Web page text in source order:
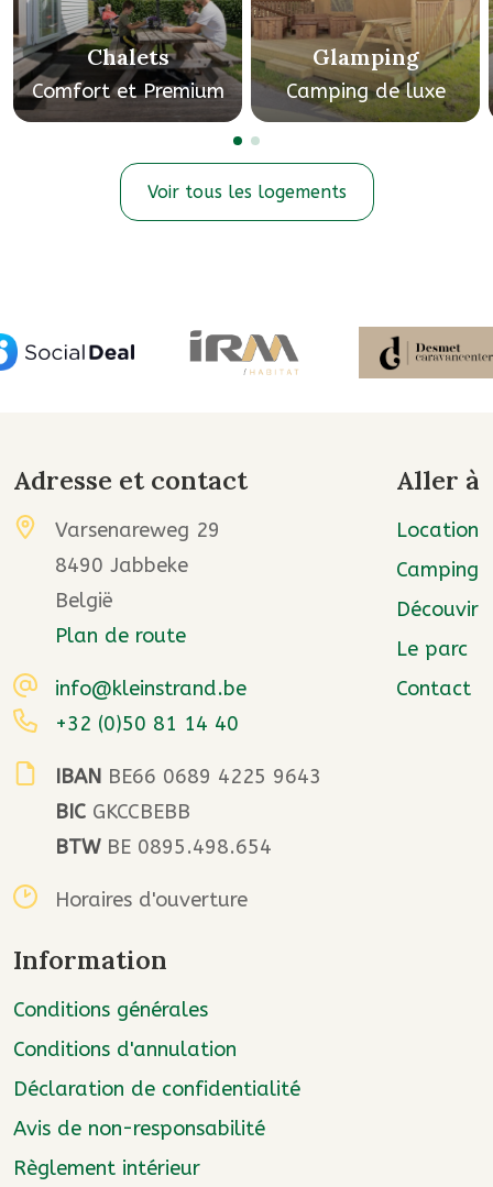
Chalets
Comfort et Premium
Glamping
Camping de luxe
Voir tous les logements
Adresse et contact
Varsenareweg 29
8490 Jabbeke
België
Plan de route
info@kleinstrand.be
+32 (0)50 81 14 40
IBAN BE66 0689 4225 9643
BIC GKCCBEBB
BTWBE 0895.498.654
Horaires d'ouverture
Aller à
Location
Camping
Découvir
Le parc
Contact
Information
Conditions générales
Conditions d'annulation
Déclaration de confidentialité
Avis de non-responsabilité
Règlement intérieur